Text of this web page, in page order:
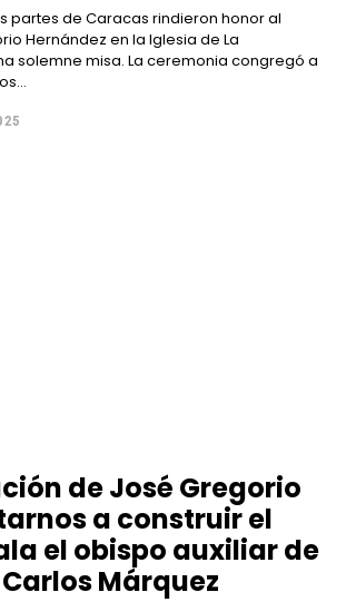
partes de Caracas rindieron honor al
Hernández en la Iglesia de La
solemne misa. La ceremonia congregó a
de José Gregorio
a construir el
el obispo auxiliar de
Márquez